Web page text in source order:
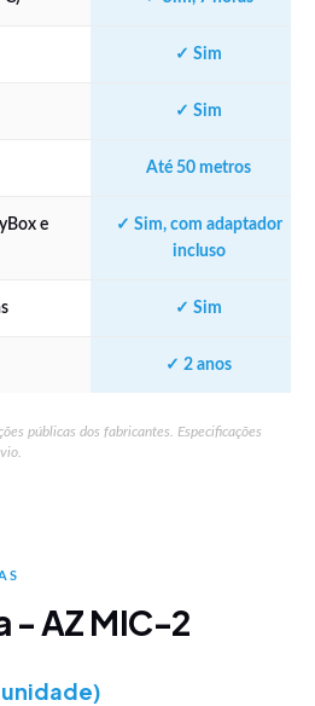
✓ Sim
✓ Sim
Até 50 metros
e
✓ Sim, com adaptador
incluso
✓ Sim
✓ 2 anos
públicas dos fabricantes. Especificações
- AZ MIC-2